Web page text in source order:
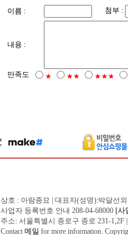
이름 : 첨부 :
내용 :
만족도 ★ ★★ ★★★
상호 : 아람종묘 | 대표자(성명):박달선
사업자 등록번호 안내 208-04-68000 [사
주소: 서울특별시 종로구 종로 231-1,2F
Contact 메일 for more information.